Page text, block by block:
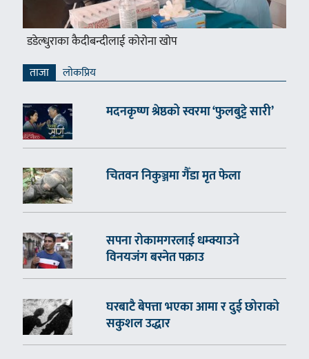
डडेल्धुराका कैदीबन्दीलाई कोरोना खोप
ताजा लाेकप्रिय
मदनकृष्ण श्रेष्ठको स्वरमा ‘फुलबुट्टे सारी’
चितवन निकुञ्जमा गैँडा मृत फेला
सपना रोकामगरलाई धम्क्याउने
विनयजंग बस्नेत पक्राउ
घरबाटै बेपत्ता भएका आमा र दुई छोराको
सकुशल उद्धार